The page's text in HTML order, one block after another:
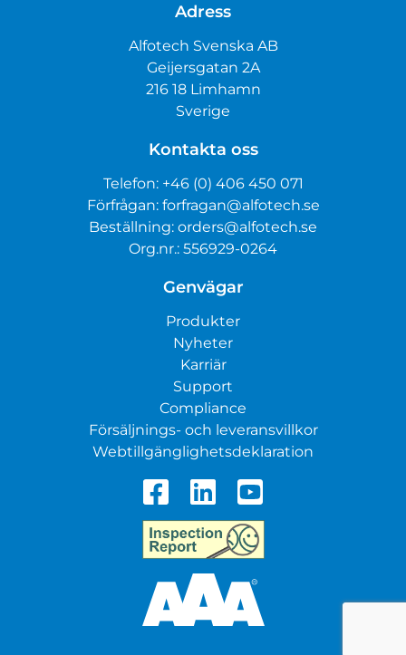
Adress
Alfotech Svenska AB
Geijersgatan 2A
216 18 Limhamn
Sverige
Kontakta oss
Telefon: +46 (0) 406 450 071
Förfrågan: forfragan@alfotech.se
Beställning: orders@alfotech.se
Org.nr.: 556929-0264
Genvägar
Produkter
Nyheter
Karriär
Support
Compliance
Försäljnings- och leveransvillkor
Webtillgänglighetsdeklaration